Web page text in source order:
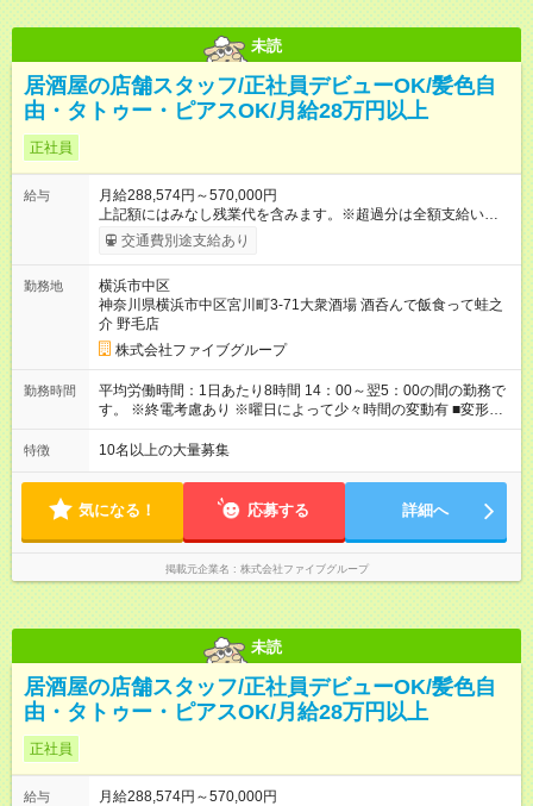
未読
居酒屋の店舗スタッフ/正社員デビューOK/髪色自
由・タトゥー・ピアスOK/月給28万円以上
正社員
給与
月給288,574円～570,000円
上記額にはみなし残業代を含みます。※超過分は全額支給いたし
ます。 みなし残業代 55,495円／月 みなし残業時間 36時間／月
■昇給あり 年2回の給与査定による ■賞与あり ■前払い賞与あり
■残業手当あり ■交通費支給（上限3万円/月） ■引越し手当 敷
金・礼金・保証金・保険料の初期費用+荷物運搬費を支給 ※規定
あり ■積立金制度 給与ならびに賞与から積立を行える(年利2%)
シフトは22:00～翌5:00の深夜帯に入ってもらうこともありま
す。 一般的な飲食業では、この深夜帯のお給料は「みなし」と
して基本給に含まれることがしばしば・・・ でもファイブでは
「別途」深夜手当を支給！ ただキツいだけの深夜業務では心か
てしっかり還元することを大事にしています！ 【試用期間】試
用期間あり 試用期間の長さ：3ヶ月 雇用形態、給与は本採用時
と同じです。
交通費別途支給あり
勤務地
横浜市中区
神奈川県横浜市中区宮川町3-71大衆酒場 酒呑んで飯食って蛙之
介 野毛店
株式会社ファイブグループ
勤務時間
平均労働時間：1日あたり8時間 14：00～翌5：00の間の勤務で
す。 ※終電考慮あり ※曜日によって少々時間の変動有 ■変形労
働時間制 ■実労働時間：8時間程度 ■休憩時間：1時間程度～2時
間 休憩時間は勤務時間による ■月平均所定労働時間：173時間 ■
14：00～翌5：00の間の勤務です。 ※終電考慮あり ※曜日によ
って少々時間の変動有 ■変形労働時間制 ■実労働時間：8時間程
度 ■休憩時間：1時間程度～2時間 休憩時間は勤務時間による ■
月平均所定労働時間：173時間 ■平均残業時間：42時間程度
特徴 10名以上の大量募集
気になる！ 応募する 詳細へ
掲載元企業名 株式会社ファイブグループ
未読
居酒屋の店舗スタッフ/正社員デビューOK/髪色自
由・タトゥー・ピアスOK/月給28万円以上
正社員
給与
月給288,574円～570,000円